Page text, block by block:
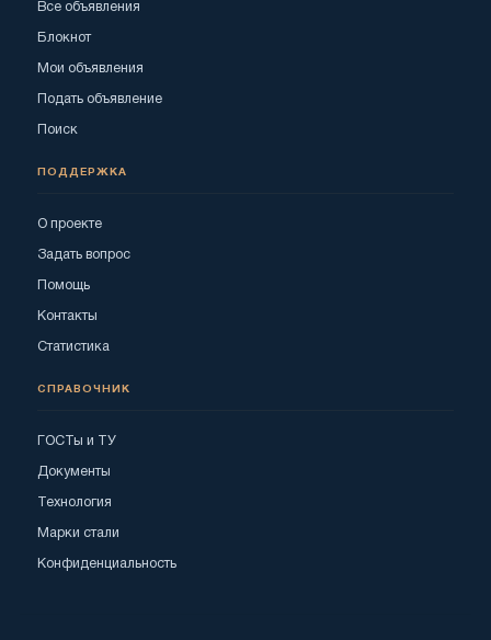
Все объявления
Блокнот
Мои объявления
Подать объявление
Поиск
ПОДДЕРЖКА
О проекте
Задать вопрос
Помощь
Контакты
Статистика
СПРАВОЧНИК
ГОСТы и ТУ
Документы
Технология
Марки стали
Конфиденциальность